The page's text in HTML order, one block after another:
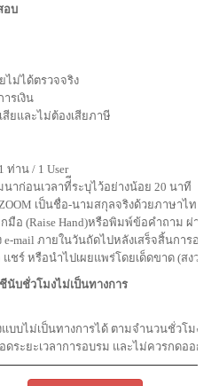
อบ
ไม่ได้ตรวจจริง
รเงิน
สียและไม่ต้องเสียภาษี
าน / 1 User
าก่อนเวลาที่ีระบุไว้อย่างน้อย 20 นาที
เป็นชื่อ-นามสกุลจริงด้วยภาษาไทย
มือ (Raise Hand)หรือพิมพ์ข้อคำถาม ผ่า
e-mail ภายในวันถัดไปหลังเสร็จสิ้นการอบ
ชร์ หรือนำไปเผยแพร่โดยเด็ดขาด (สงว
นับชั่วโมงไม่เป็นทางการ
บไม่เป็นทางการได้ ตามจำนวนชั่วโมงที่
ดระยะเวลาการอบรม และไม่ควรกดออก